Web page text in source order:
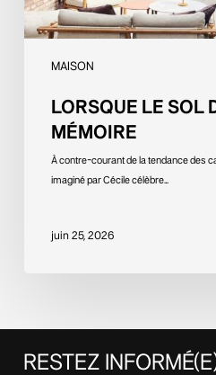
MAISON
LORSQUE LE SOL
MÉMOIRE
À contre-courant de la tendance des
imaginé par Cécile célèbre…
juin 25, 2026
RESTEZ